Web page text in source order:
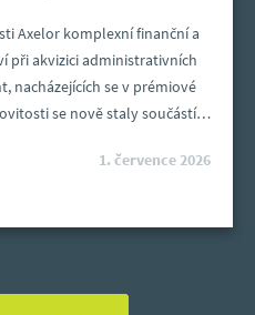
Axelor komplexní finanční a
při akvizici administrativních
nacházejících se v prémiové
se nově staly součástí
se pohybovala v řádu
1. července 2026